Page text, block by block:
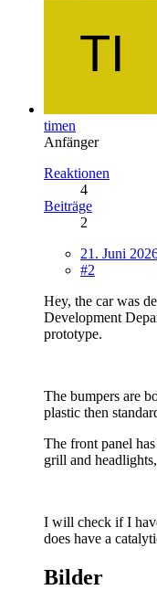
timen
Anfänger
Reaktionen
4
Beiträge
2
21. Juni
#2
Hey, the car was
Development
prototype.
The bumpers are
plastic then
The front panel
grill and
I will check if I
does have a
Bilder